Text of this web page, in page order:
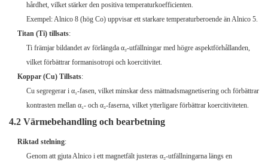
hårdhet, vilket stärker den positiva temperaturkoefficienten.
Exempel: Alnico 8 (hög Co) uppvisar ett starkare temperaturberoende än Alnico 5.
Titan (Ti) tillsats:
Ti främjar bildandet av förlängda α₂-utfällningar med högre aspektförhållanden,
vilket förbättrar formanisotropi och koercitivitet.
Koppar (Cu) Tillsats:
Cu segregerar i α₁-fasen, vilket minskar dess mättnadsmagnetisering och förbättrar
kontrasten mellan α₁- och α₂-faserna, vilket ytterligare förbättrar koercitiviteten.
4.2 Värmebehandling och bearbetning
Riktad stelning:
Genom att gjuta Alnico i ett magnetfält justeras α₂-utfällningarna längs en